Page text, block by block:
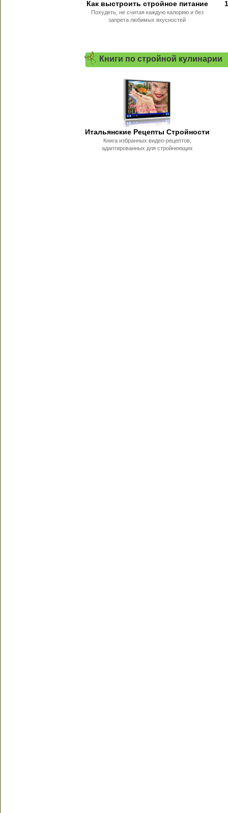
Как выстроить стройное питание
Похудеть, не считая каждую калорию и без
запрета любимых вкусностей
Книги по стройной кулинарии
Итальянские Рецепты Стройности
Книга избранных видео-рецептов,
адаптированных для стройнеющих